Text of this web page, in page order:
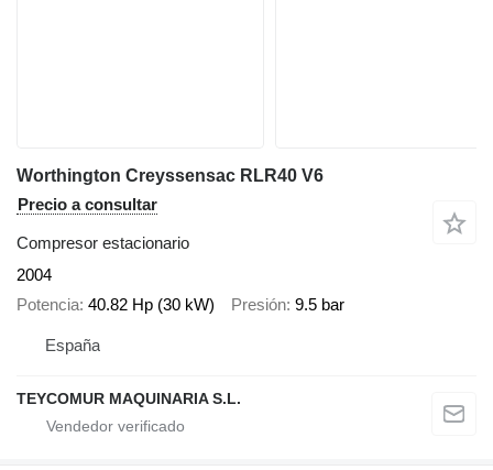
Worthington Creyssensac RLR40 V6
Precio a consultar
Compresor estacionario
2004
Potencia 40.82 Hp (30 kW) Presión 9.5 bar
España
TEYCOMUR MAQUINARIA S.L.